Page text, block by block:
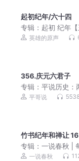
起初纪年/六十四
专辑： 起初 纪年【
英雄的原声
356.庆元六君子
专辑：平说历史：
平哥说
竹书纪年和禅让 16
专辑：一说春秋 |
一说春秋